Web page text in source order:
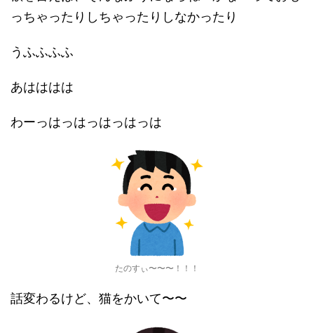
っちゃったりしちゃったりしなかったり
うふふふふ
あはははは
わーっはっはっはっはっは
たのすぃ〜〜〜！！！
話変わるけど、猫をかいて〜〜